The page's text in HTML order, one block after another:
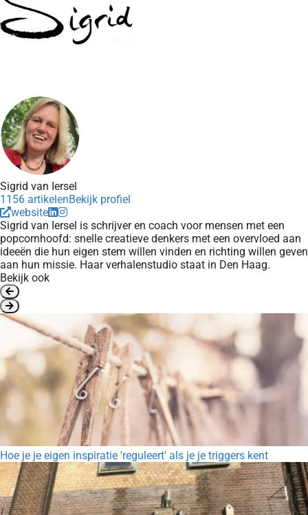
Sigrid van Iersel
1156 artikelenBekijk profiel
website
Sigrid van Iersel is schrijver en coach voor mensen met een
popcornhoofd: snelle creatieve denkers met een overvloed aan
ideeën die hun eigen stem willen vinden en richting willen geven
aan hun missie. Haar verhalenstudio staat in Den Haag.
Bekijk ook
Hoe je je eigen inspiratie 'reguleert' als je je triggers kent